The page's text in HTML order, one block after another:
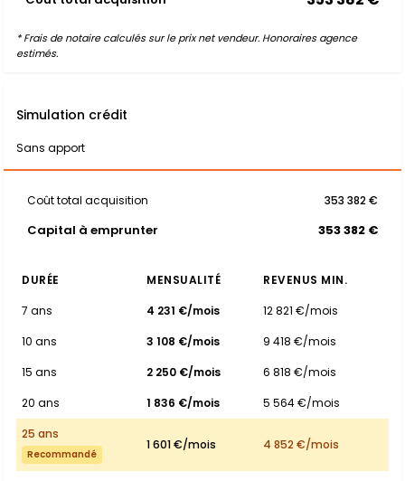
* Frais de notaire calculés sur le prix net vendeur. Honoraires agence
estimés.
Simulation crédit
Sans apport
Coût total acquisition 353 382 €
Capital à emprunter 353 382 €
DURÉE MENSUALITÉ
REVENUS MIN.
7 ans
4 231 €/mois
12 821 €/mois
10 ans
3 108 €/mois
9 418 €/mois
15 ans
2 250 €/mois
6 818 €/mois
20 ans
1 836 €/mois
5 564 €/mois
25 ans
Recommandé
1 601 €/mois 4 852 €/mois